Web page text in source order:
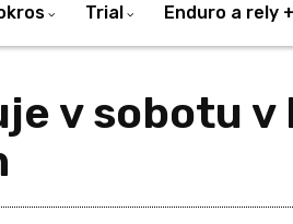
Trial Enduro a rely
v sobotu v